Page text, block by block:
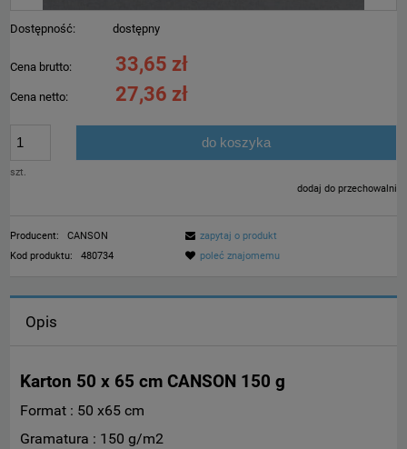
Dostępność: dostępny
Cena brutto: 33,65 zł
Cena netto: 27,36 zł
szt.
do koszyka
dodaj do przechowalni
Producent:
CANSON
Kod produktu:
480734
zapytaj o produkt
poleć znajomemu
Opis
Karton 50 x 65 cm CANSON 150 g
Format : 50 x65 cm
Gramatura : 150 g/m2